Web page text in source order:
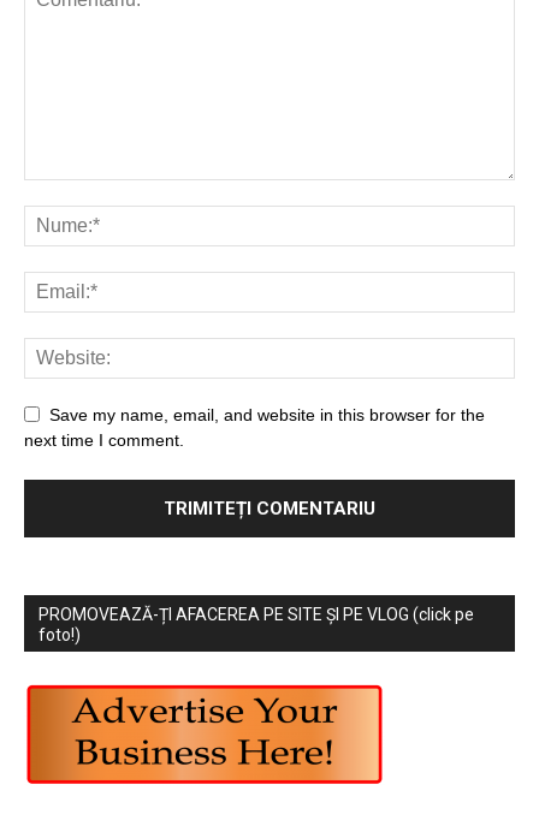
Save my name, email, and website in this browser for the
next time I comment.
PROMOVEAZĂ-ȚI AFACEREA PE SITE ȘI PE VLOG (click pe
foto!)